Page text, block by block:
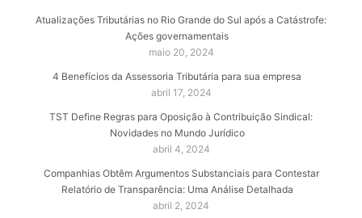
Atualizações Tributárias no Rio Grande do Sul após a Catástrofe:
Ações governamentais
maio 20, 2024
4 Benefícios da Assessoria Tributária para sua empresa
abril 17, 2024
TST Define Regras para Oposição à Contribuição Sindical:
Novidades no Mundo Jurídico
abril 4, 2024
Companhias Obtêm Argumentos Substanciais para Contestar
Relatório de Transparência: Uma Análise Detalhada
abril 2, 2024